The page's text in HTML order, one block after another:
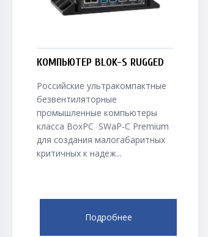
КОМПЬЮТЕР BLOK-S RUGGED
Российские ультракомпактные
безвентиляторные
промышленные компьютеры
класса BoxPC SWaP-C Premium
для создания малогабаритных
критичных к надеж...
Подробнее